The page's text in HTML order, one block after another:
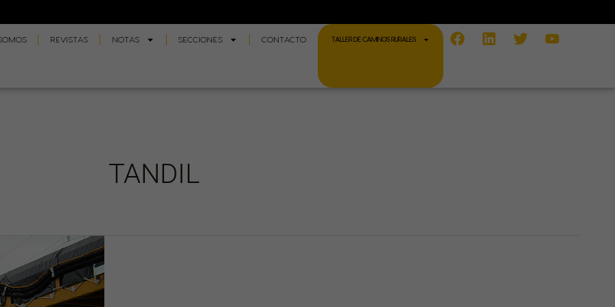
REVISTAS NOTAS SECCIONES CONTACTO TALLER DE CAMINOS RURALES
Facebook
LinkedinTwitterYoutube
TANDIL